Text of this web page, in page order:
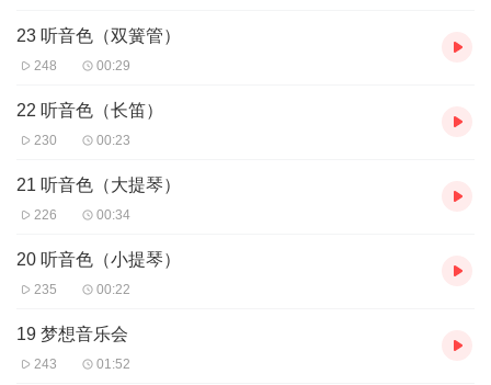
23 听音色（双簧管）
248 00:29
22 听音色（长笛）
230 00:23
21 听音色（大提琴）
226 00:34
20 听音色（小提琴）
235 00:22
19 梦想音乐会
243 01:52